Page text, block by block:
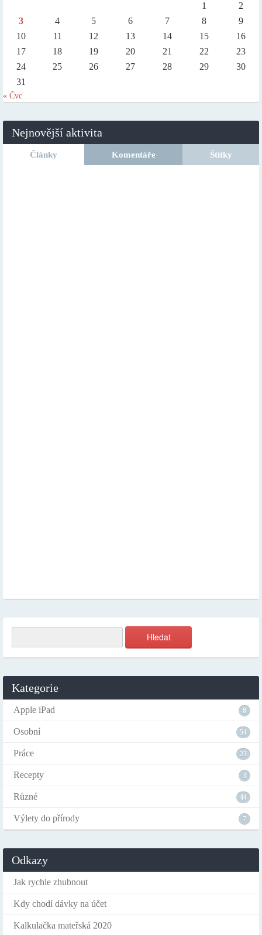
1
2
3
4 5 6 7 8
9
10
11 12 13 14 15
16
17
18 19 20 21 22
23
24
25 26 27 28 29
30
31
« Čvc
Nejnovější aktivita
Články Komentáře Štítky
Kategorie
Apple iPad 8
Osobní 54
Práce 23
Recepty 3
Různé 44
Výlety do přírody 7
Odkazy
Jak rychle zhubnout
Kdy chodí dávky na účet
Kalkulačka mateřská 2020